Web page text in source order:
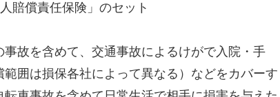
賠償責任保険」のセット
故を含めて、交通事故によるけがで入院・手
囲は損保各社によって異なる）などをカバーす